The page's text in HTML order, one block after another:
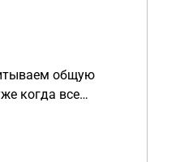
общую
когда все
сообщение от